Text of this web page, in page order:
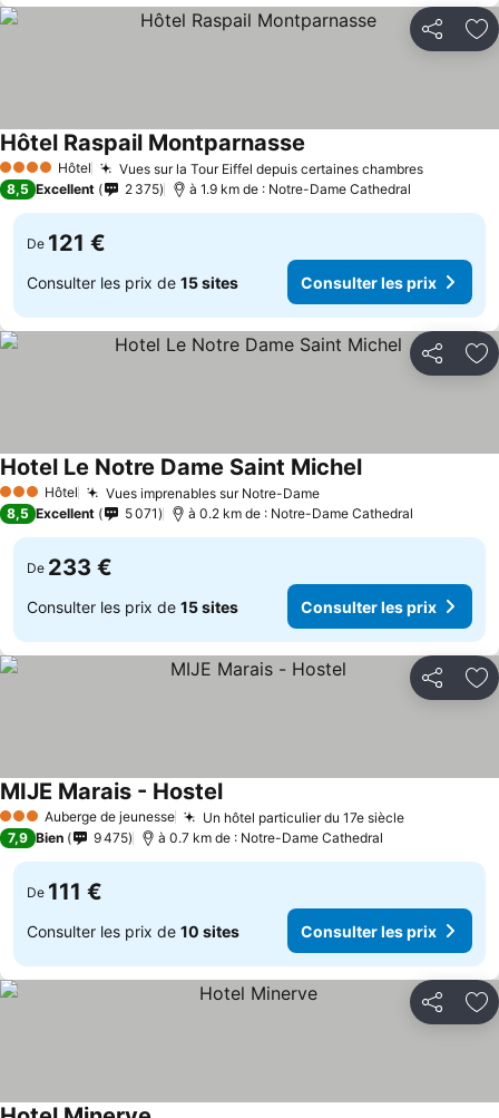
Partager
4 Étoiles Hôtel Vues sur la Tour Eiffel depuis certaines chambres
Hôtel Raspail Montparnasse
8,5 Excellent 2 375 à 1.9 km de : Notre-Dame Cathedral
De 121 €
Consulter les prix de 15 sites Consulter les prix
Partager
3 ÉtoilesHôtel Vues imprenables sur Notre-Dame
Hotel Le Notre Dame Saint Michel
8,5 Excellent 5 071 à 0.2 km de : Notre-Dame Cathedral
De 233 €
Consulter les prix de 15 sites Consulter les prix
Partager
3 ÉtoilesAuberge de jeunesse Un hôtel particulier du 17e siècle
MIJE Marais - Hostel
7,9 Bien 9 475 à 0.7 km de : Notre-Dame Cathedral
De 111 €
Consulter les prix de 10 sites Consulter les prix
Partager